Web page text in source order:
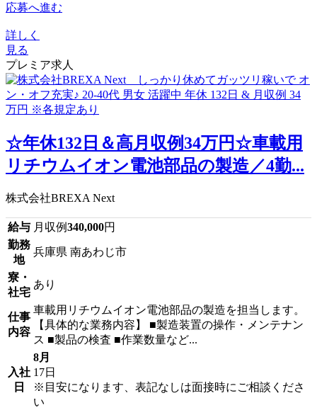
応募へ進む
詳しく
見る
プレミア求人
☆年休132日＆高月収例34万円☆車載用
リチウムイオン電池部品の製造／4勤...
株式会社BREXA Next
給与 月収例340,000円
勤務
地
兵庫県 南あわじ市
寮・
社宅
あり
仕事
内容
車載用リチウムイオン電池部品の製造を担当します。
【具体的な業務内容】 ■製造装置の操作・メンテナン
ス ■製品の検査 ■作業数量など...
入社
日
8月
17日
※目安になります、表記なしは面接時にご相談くださ
い